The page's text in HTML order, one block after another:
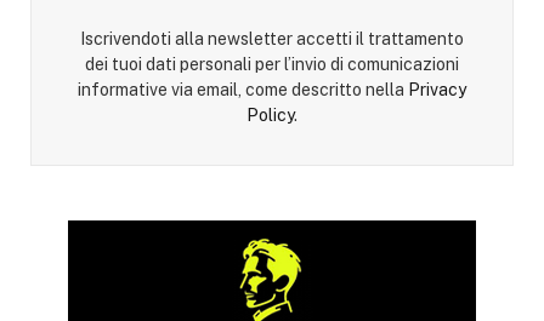
Iscrivendoti alla newsletter accetti il trattamento
dei tuoi dati personali per l’invio di comunicazioni
informative via email, come descritto nella Privacy
Policy.